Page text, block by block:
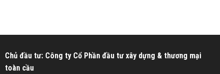
Chủ đầu tư: Công ty Cổ Phần đầu tư xây dựng & thương mại
toàn cầu